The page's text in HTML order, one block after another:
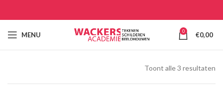
MENU 0 €0,00
Toont alle 3 resultaten